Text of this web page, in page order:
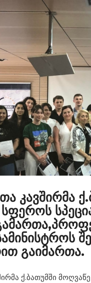
კავშირმა
გაიმართა.
ქ.ბათუმში